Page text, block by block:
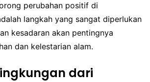
perubahan positif di
langkah yang sangat diperlukan
kesadaran akan pentingnya
dan kelestarian alam.
dari